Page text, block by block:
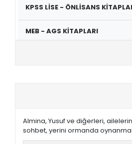
KPSS LİSE - ÖNLİSANS
MEB - AGS KİTAPLARI
YDS - YÖKDİL HAZIRLIK
Almina, Yusuf ve diğerleri,
sohbet, yerini ormanda